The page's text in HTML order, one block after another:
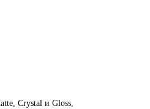
Crystal и Gloss,